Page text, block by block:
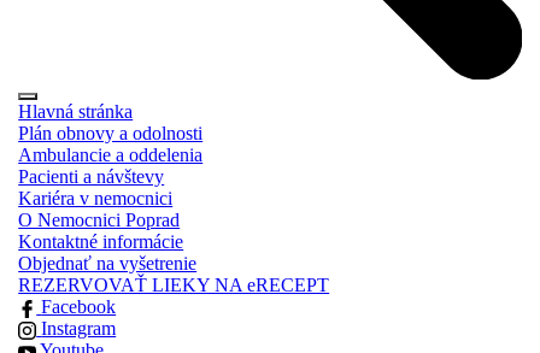
Hlavná stránka
Plán obnovy a odolnosti
Ambulancie a oddelenia
Pacienti a návštevy
Kariéra v nemocnici
O Nemocnici Poprad
Kontaktné informácie
Objednať na vyšetrenie
REZERVOVAŤ LIEKY NA eRECEPT
Facebook
Instagram